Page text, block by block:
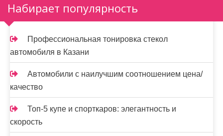
Набирает популярность
Профессиональная тонировка стекол
автомобиля в Казани
Автомобили с наилучшим соотношением цена/
качество
Топ-5 купе и спорткаров: элегантность и
скорость